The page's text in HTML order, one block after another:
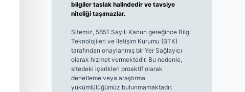
bilgiler taslak halindedir ve tavsiye
niteliği taşımazlar.
Sitemiz, 5651 Sayılı Kanun gereğince Bilgi
Teknolojileri ve İletişim Kurumu (BTK)
tarafından onaylanmış bir Yer Sağlayıcı
olarak hizmet vermektedir. Bu nedenle,
sitedeki içerikleri proaktif olarak
denetleme veya araştırma
yükümlülüğümüz bulunmamaktadır.